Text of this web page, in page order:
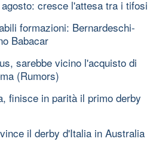
cresce l'attesa tra i tifosi
formazioni: Bernardeschi-
Babacar
sarebbe vicino l'acquisto di
(Rumors)
finisce in parità il primo derby
il derby d'Italia in Australia